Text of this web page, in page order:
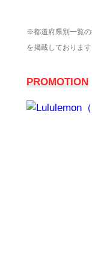
※都道府県別一覧
を掲載しております
PROMOTION